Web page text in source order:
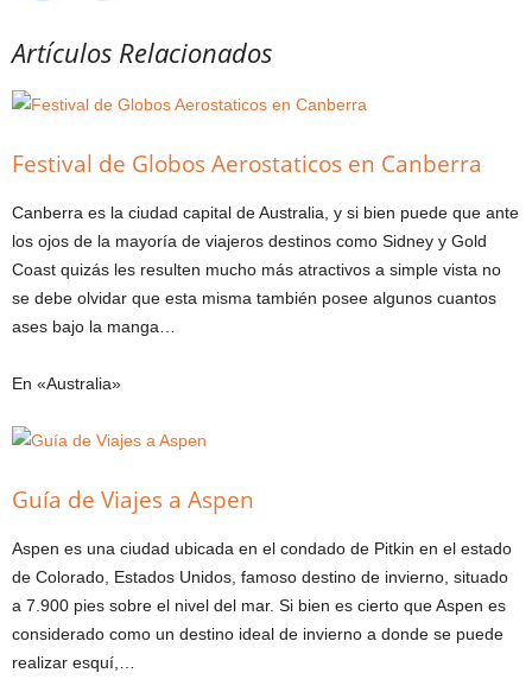
Artículos Relacionados
Festival de Globos Aerostaticos en Canberra
Canberra es la ciudad capital de Australia, y si bien puede que ante
los ojos de la mayoría de viajeros destinos como Sidney y Gold
Coast quizás les resulten mucho más atractivos a simple vista no
se debe olvidar que esta misma también posee algunos cuantos
ases bajo la manga…
En «Australia»
Guía de Viajes a Aspen
Aspen es una ciudad ubicada en el condado de Pitkin en el estado
de Colorado, Estados Unidos, famoso destino de invierno, situado
a 7.900 pies sobre el nivel del mar. Si bien es cierto que Aspen es
considerado como un destino ideal de invierno a donde se puede
realizar esquí,…